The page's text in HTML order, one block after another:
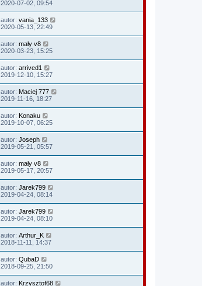
2020-07-02, 09:54
autor: vania_133
2020-05-13, 22:49
autor: mały v8
2020-03-23, 15:25
autor: arrived1
2019-12-10, 15:27
autor: Maciej 777
2019-11-16, 18:27
autor: Konaku
2019-10-07, 06:25
autor: Joseph
2019-05-21, 05:57
autor: mały v8
2019-05-17, 20:57
autor: Jarek799
2019-04-24, 08:14
autor: Jarek799
2019-04-24, 08:10
autor: Arthur_K
2018-11-11, 14:37
autor: QubaD
2018-09-25, 21:50
autor: Krzysztof68